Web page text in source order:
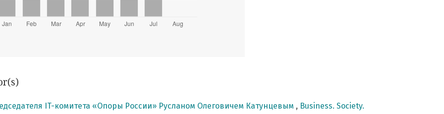
IT-комитета «Опоры России» Русланом Олеговичем Катунцевым , Business. Society.